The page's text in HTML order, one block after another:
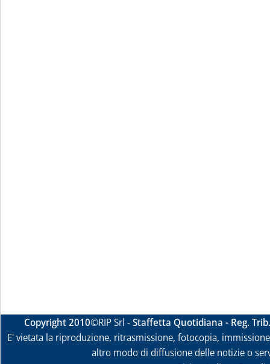
Copyright 2010©RIP Srl -Staffetta Quotidiana - Reg.
E' vietata la riproduzione, ritrasmissione, fotocopia,
altro modo di diffusione delle notizie o